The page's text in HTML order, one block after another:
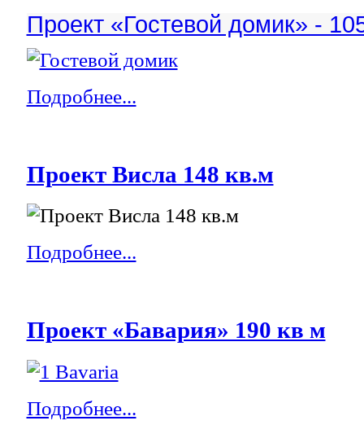
Проект «Гостевой домик» -
Подробнее...
Проект Висла 148 кв.м
Подробнее...
Проект «Бавария» 190 кв м
Подробнее...